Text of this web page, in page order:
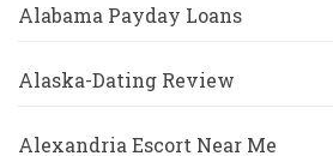
Alabama Payday Loans
Alaska-Dating Review
Alexandria Escort Near Me